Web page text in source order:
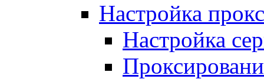
Настройка
Настройка